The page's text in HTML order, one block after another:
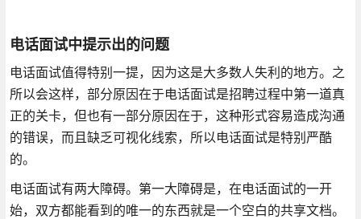
电话面试中提示出的问题
电话面试值得特别一提，因为这是大多数人失利的地方。之
所以会这样，部分原因在于电话面试是招聘过程中第一道真
正的关卡，但也有一部分原因在于，这种形式容易造成沟通
的错误，而且缺乏可视化线索，所以电话面试是特别严酷
的。
电话面试有两大障碍。第一大障碍是，在电话面试的一开
始，双方都能看到的唯一的东西就是一个空白的共享文档。